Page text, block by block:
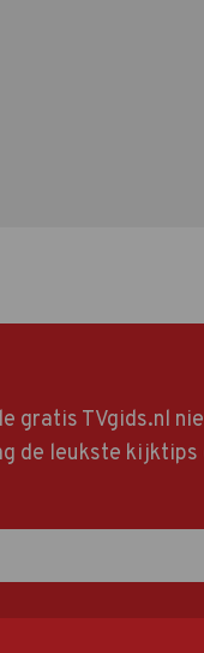
gratis TVgids.nl
de leukste